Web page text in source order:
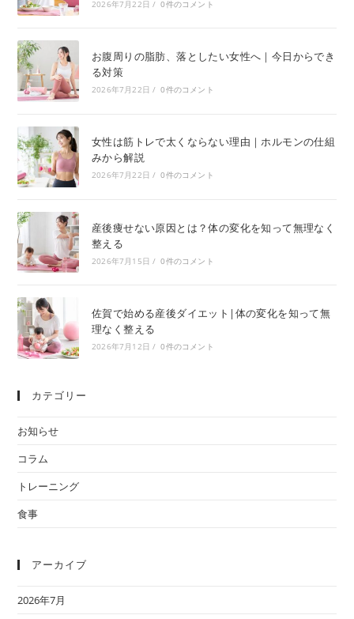
2026年7月22日 / 0件のコメント
お腹周りの脂肪、落としたい女性へ｜今日からでき
る対策
2026年7月22日 / 0件のコメント
女性は筋トレで太くならない理由｜ホルモンの仕組
みから解説
2026年7月22日 / 0件のコメント
産後痩せない原因とは？体の変化を知って無理なく
整える
2026年7月15日 / 0件のコメント
佐賀で始める産後ダイエット|体の変化を知って無
理なく整える
2026年7月12日 / 0件のコメント
カテゴリー
お知らせ
コラム
トレーニング
食事
アーカイブ
2026年7月